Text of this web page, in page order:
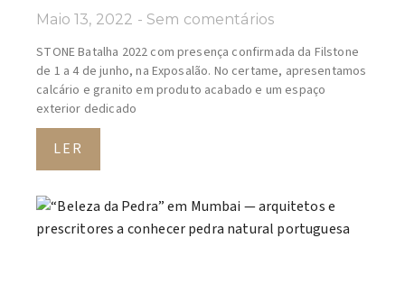
Maio 13, 2022 Sem comentários
STONE Batalha 2022 com presença confirmada da Filstone
de 1 a 4 de junho, na Exposalão. No certame, apresentamos
calcário e granito em produto acabado e um espaço
exterior dedicado
LER